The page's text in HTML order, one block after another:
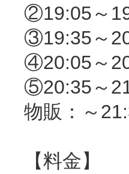
②19:05～
③19:35～
④20:05～
⑤20:35～
物販：～
【料金】